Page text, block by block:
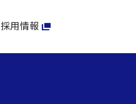
採用情報